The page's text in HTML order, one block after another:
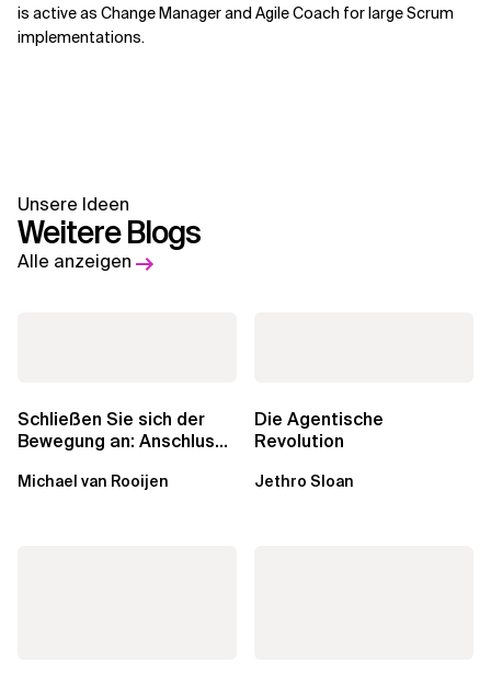
is active as Change Manager and Agile Coach for large Scrum
implementations.
Unsere Ideen
Weitere Blogs
Alle anzeigen
Schließen Sie sich der
Bewegung an: Anschluss
Michael van Rooijen
Die Agentische
Revolution
Jethro Sloan